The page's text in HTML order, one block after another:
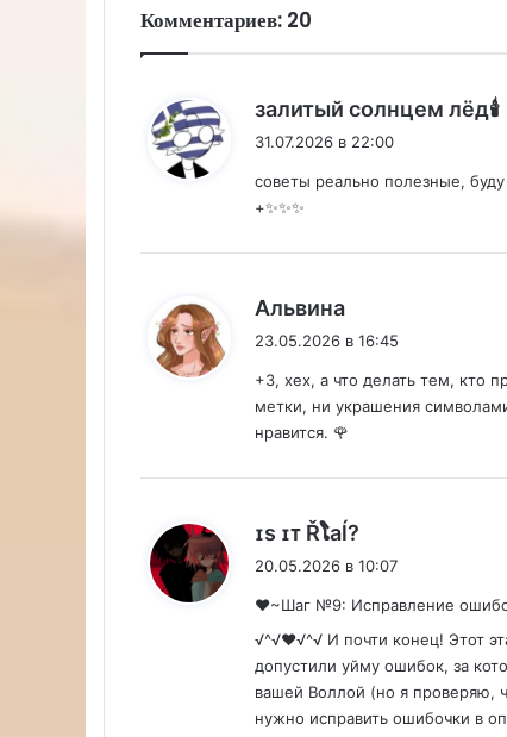
Комментариев: 20
залитый солнцем лёд🕯
31.07.2026 в 22:00
советы реально полезные,
+✨✨✨
Альвина
23.05.2026 в 16:45
+3, хех, а что делать тем, кто
метки, ни украшения
нравится. 🌹
ɪs ɪᴛ Řໂaĺ?
20.05.2026 в 10:07
❤️~Шаг №9: Исправление
√^√♥√^√ И почти конец! Этот
допустили уйму ошибок, за
вашей Воллой (но я проверяю,
нужно исправить ошибочки в